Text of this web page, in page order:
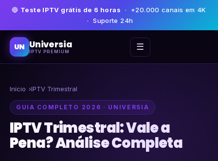
🔵 Teste IPTV grátis de 6 horas · +20.000 canais em 4K
· Suporte 24h
UN Universia
IPTV PREMIUM ☰
Início IPTV Trimestral
GUIA COMPLETO 2026 · UNIVERSIA
IPTV Trimestral: Vale a
Pena? Análise Completa